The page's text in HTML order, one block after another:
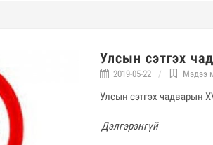
Улсын сэтгэх
2019-05-22 Мэдээ
Улсын сэтгэх чадварын
Дэлгэрэнгүй